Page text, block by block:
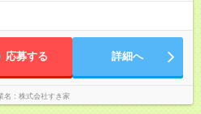
勤務を行いますので、安心して働けま
応募する 詳細へ
名 株式会社すき家